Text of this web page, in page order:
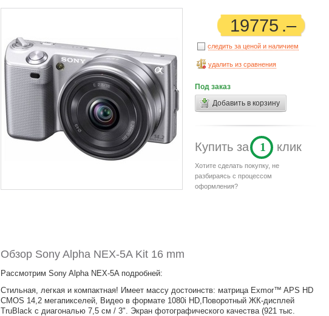
19775
следить за ценой и наличием
удалить из сравнения
Под заказ
Добавить в корзину
Купить за 1 клик
Хотите сделать покупку, не
разбираясь с процессом
оформления?
Обзор Sony Alpha NEX-5A Kit 16 mm
Рассмотрим Sony Alpha NEX-5A подробней:
Стильная, легкая и компактная! Имеет массу достоинств: матрица Exmor™ APS HD
CMOS 14,2 мегапикселей, Видео в формате 1080i HD,Поворотный ЖК-дисплей
TruBlack с диагональю 7,5 см / 3". Экран фотографического качества (921 тыс.